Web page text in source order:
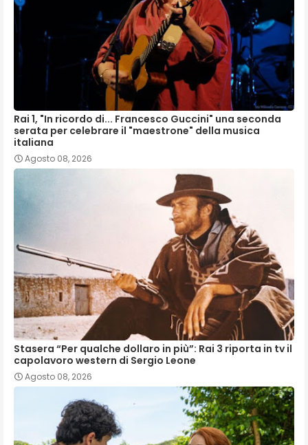
Rai 1, "In ricordo di... Francesco Guccini" una seconda
serata per celebrare il "maestrone" della musica
italiana
Agosto 08, 2026
Stasera “Per qualche dollaro in più”: Rai 3 riporta in tv il
capolavoro western di Sergio Leone
Agosto 08, 2026